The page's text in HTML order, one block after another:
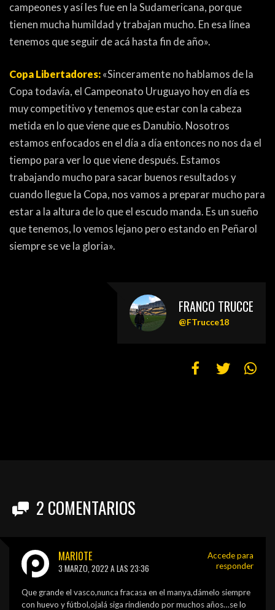
campeones y así les fue en la Sudamericana, porque
tienen mucha humildad y trabajan mucho. En esa línea
tenemos que seguir de acá hasta fin de año».
Copa Libertadores: «Sinceramente no hablamos de la
Copa todavía, el Campeonato Uruguayo hoy en día es
muy competitivo y tenemos que estar con la cabeza
metida en lo que viene que es Danubio. Nosotros
estamos enfocados en el día a día entonces no nos da el
tiempo para ver lo que viene después. Estamos
trabajando mucho para sacar buenos resultados y
cuando llegue la Copa, nos vamos a preparar mucho para
estar a la altura de lo que el escudo manda. Es un sueño
que tenemos, lo vemos lejano pero estando en Peñarol
siempre se ve la gloria».
FRANCO TRUCCE
@FTrucce18
2 COMENTARIOS
MARIOTE
3 MARZO, 2022 A LAS 23:36
Que grande el vasco,nunca fracasa en el manya,dámelo siempre
con huevo y fútbol,ojalá siga rindiendo por muchos años…se lo
Accede para
responder